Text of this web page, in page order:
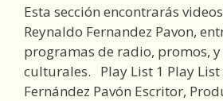
Esta sección encontrarás
Reynaldo Fernandez Pavon,
programas de radio, promos, y
culturales. Play List 1 Play List
Fernández Pavón Escritor,